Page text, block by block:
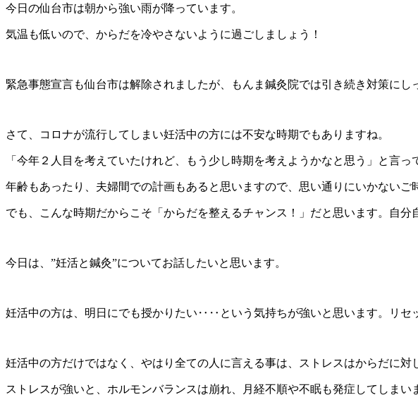
今日の仙台市は朝から強い雨が降っています。
気温も低いので、からだを冷やさないように過ごしましょう！
緊急事態宣言も仙台市は解除されましたが、もんま鍼灸院では引き続き対策に
さて、コロナが流行してしまい妊活中の方には不安な時期でもありますね。
「今年２人目を考えていたけれど、もう少し時期を考えようかなと思う」と言っ
年齢もあったり、夫婦間での計画もあると思いますので、思い通りにいかないご
でも、こんな時期だからこそ「からだを整えるチャンス！」だと思います。自分
今日は、”妊活と鍼灸”についてお話したいと思います。
妊活中の方は、明日にでも授かりたい‥‥という気持ちが強いと思います。リセ
妊活中の方だけではなく、やはり全ての人に言える事は、ストレスはからだに対
ストレスが強いと、ホルモンバランスは崩れ、月経不順や不眠も発症してしまい